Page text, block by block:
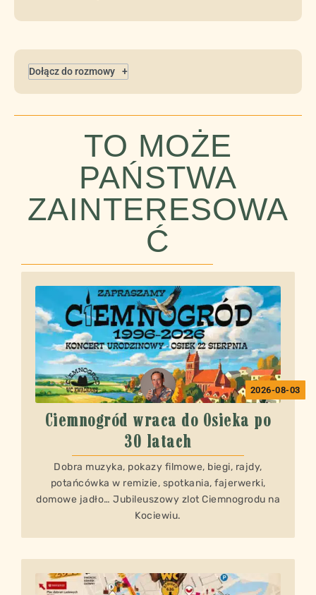
Dołącz do rozmowy
TO MOŻE
PAŃSTWA
ZAINTERESOWA
Ć
2026-08-03
Ciemnogród wraca do Osieka po
30 latach
Dobra muzyka, pokazy filmowe, biegi, rajdy,
potańcówka w remizie, spotkania, fajerwerki,
domowe jadło… Jubileuszowy zlot Ciemnogrodu na
Kociewiu.